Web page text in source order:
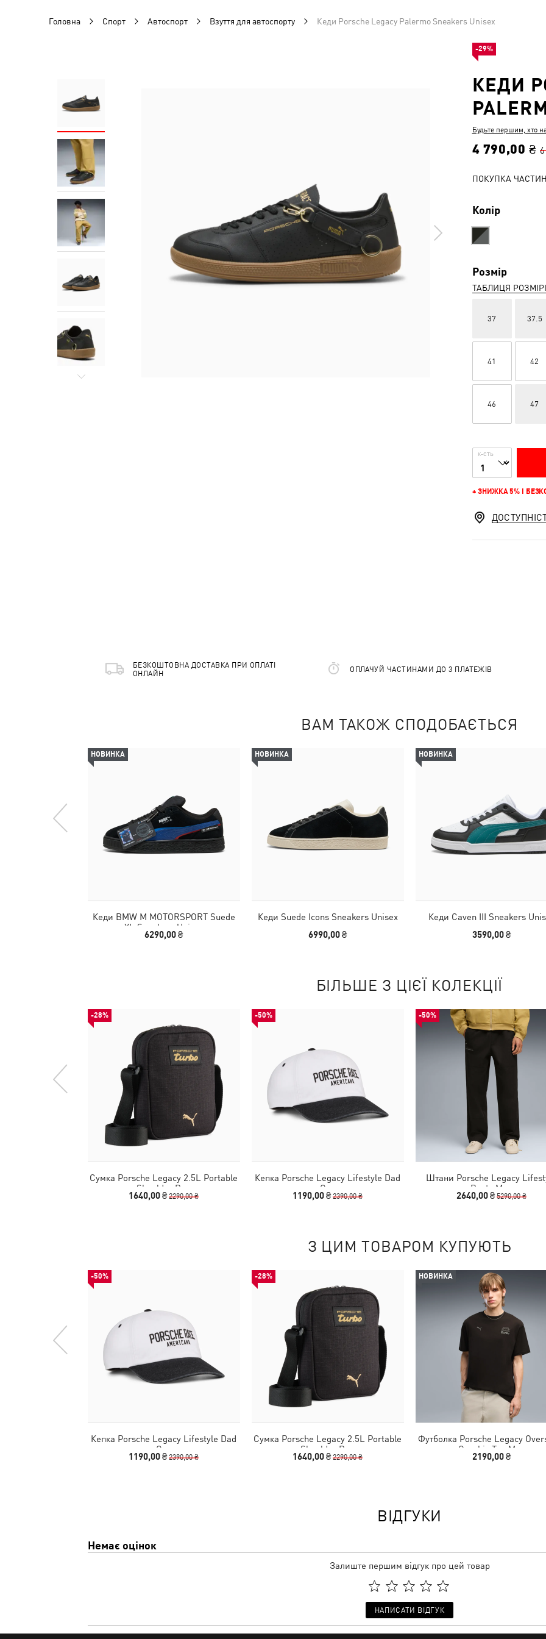
Головна Спорт Автоспорт Взуття для автоспорту Кеди Porsche Legacy Palermo Sneakers Unisex
КЕДИ
Будьте першим, хто
4 790,00 ₴
ПОКУПКА
Колір
Розмір
ТАБЛИЦЯ
37 37.5
41 42
46 47
К-СТЬ
+ ЗНИЖКА 5% І
-29%
БЕЗКОШТОВНА ДОСТАВКА ПРИ ОПЛАТІ
ОНЛАЙН
ОПЛАЧУЙ ЧАСТИНАМИ ДО 3 ПЛАТЕЖІВ
ВАМ ТАКОЖ СПОДОБАЄТЬСЯ
НОВИНКА
Кеди BMW M MOTORSPORT Suede
XL Sneakers Unisex
6290,00 ₴
НОВИНКА
Кеди Suede Icons Sneakers Unisex
6990,00 ₴
НОВИНКА
Кеди Caven III Sneakers
3590,00 ₴
БІЛЬШЕ З ЦІЄЇ КОЛЕКЦІЇ
-28%
Сумка Porsche Legacy 2.5L Portable
Shoulder Bag
1640,00 ₴2290,00 ₴
-50%
Кепка Porsche Legacy Lifestyle Dad
Cap
1190,00 ₴2390,00 ₴
-50%
Штани Porsche Legacy
Pants Men
2640,00 ₴5290,00 ₴
З ЦИМ ТОВАРОМ КУПУЮТЬ
-50%
Кепка Porsche Legacy Lifestyle Dad
Cap
1190,00 ₴2390,00 ₴
-28%
Сумка Porsche Legacy 2.5L Portable
Shoulder Bag
1640,00 ₴2290,00 ₴
НОВИНКА
Футболка Porsche Legacy
Graphic Tee Men
2190,00 ₴
ВІДГУКИ
Немає оцінок
Залиште першим відгук про цей товар
НАПИСАТИ ВІДГУК